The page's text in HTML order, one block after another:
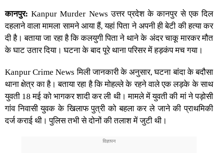
कानपुर: Kanpur Murder News उत्तर प्रदेशके कानपुर से एक दिल
दहलाने वाला मामला सामने आया हैं, यहां पिता ने अपनी ही बेटी की हत्या कर
दी है। बताया जा रहा है कि कलयुगी पिता ने थाने के अंदर चाकू मारकर मौत
के घाट उतार दिया। घटना के बाद पूरे थाना परिसर में हड़कंप मच गया।
Kanpur Crime News मिली जानकारी के अनुसार, घटना बांदा के बदौसा
थाना क्षेत्र का है। बताया रहा है कि मोहल्ले के रहने वाले एक लड़के के साथ
युवती 18 मई को भागकर शादी कर ली थी। मामले में युवती की मां ने पड़ोसी
गांव निवासी युवक के खिलाफ पुत्री को बहला कर ले जाने की प्राथमिकी
दर्ज कराई थी। पुलिस तभी से दोनों की तलाश में जुटी थी।